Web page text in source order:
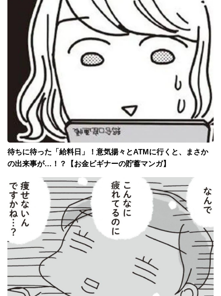
待ちに待った「給料日」！意気揚々とATMに行くと、まさか
の出来事が…！？【お金ビギナーの貯蓄マンガ】